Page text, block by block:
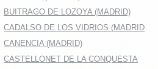
BUITRAGO DE LOZOYA (MADRID)
CADALSO DE LOS VIDRIOS (MADRID
CANENCIA (MADRID)
CASTELLONET DE LA CONQUESTA